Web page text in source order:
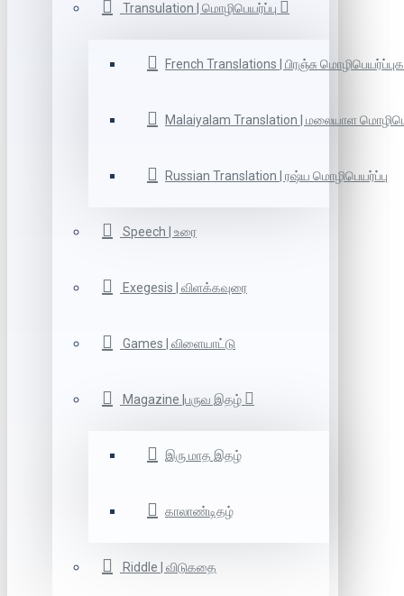
Transulation | மொழிபெயர்ப்பு
French Translations | பிரஞ்சு
Malaiyalam Translation | மலையாள
Russian Translation | ரஷ்ய மொழிபெயர்ப்பு
Speech | உரை
Exegesis | விளக்கவுரை
Games | விளையாட்டு
Magazine |பருவ இதழ்
இரு மாத இதழ்
காலாண்டிதழ்
Riddle | விடுகதை